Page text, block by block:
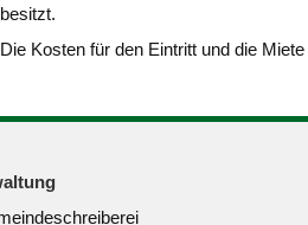
besitzt.
Die Kosten für den Eintritt und die